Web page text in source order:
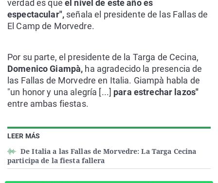
LEER MÁS
De Italia a las Fallas de Morvedre: La Targa Cecina
participa de la fiesta fallera
verdad es que el nivel de este año es
espectacular",señala el presidente de las Fallas de
El Camp de Morvedre.
Por su parte, el presidente de la Targa de Cecina,
Domenico Giampà, ha agradecido la presencia de
las Fallas de Morvedre en Italia. Giampà habla de
"un honor y una alegría [...] para estrechar lazos"
entre ambas fiestas.